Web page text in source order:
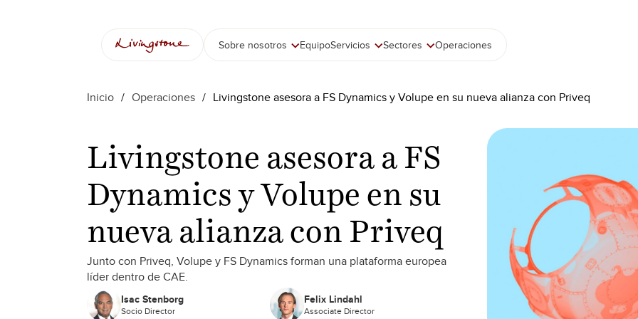
Sobre nosotros EquipoServicios Sectores Operaciones
Inicio / Operaciones / Livingstone asesora a FS Dynamics y Volupe en su nueva alianza con Priveq
Livingstone asesora a FS
Dynamics y Volupe en su
nueva alianza con Priveq
Junto con Priveq, Volupe y FS Dynamics forman una plataforma europea
líder dentro de CAE.
Isac Stenborg
Socio Director
Felix Lindahl
Associate Director